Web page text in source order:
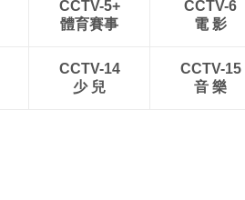
CCTV-5+
體育賽事
CCTV-6
電 影
CCTV-14
少 兒
CCTV-15
音 樂